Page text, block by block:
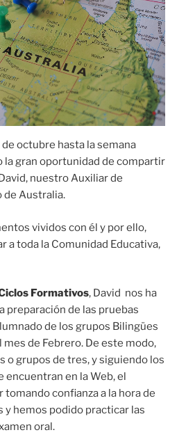
octubre hasta la semana
la gran oportunidad de compartir
nuestro Auxiliar de
de Australia.
vividos con él y por ello,
a toda la Comunidad Educativa,
Ciclos Formativos, David nos ha
preparación de las pruebas
de los grupos Bilingües
mes de Febrero. De este modo,
o grupos de tres, y siguiendo los
encuentran en la Web, el
tomando confianza a la hora de
y hemos podido practicar las
oral.